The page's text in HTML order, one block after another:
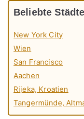
Beliebte
New York City
Wien
San Francisco
Aachen
Rijeka, Kroatien
Tangermünde,